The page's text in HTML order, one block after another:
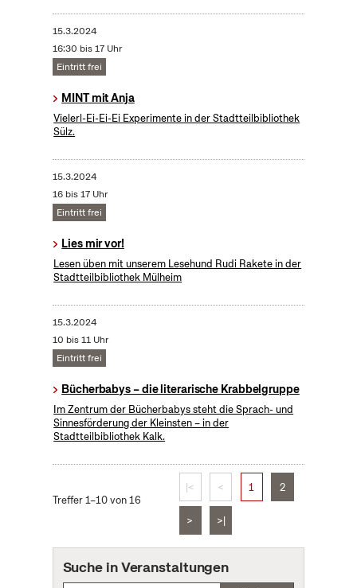
15.3.2024
16:30 bis 17 Uhr
Eintritt frei
MINT mit Anja
Vielerl-Ei-Ei-Ei Experimente in der Stadtteilbibliothek
Sülz.
15.3.2024
16 bis 17 Uhr
Eintritt frei
Lies mir vor!
Lesen üben mit unserem Lesehund Rudi Rakete in der
Stadtteilbibliothek Mülheim
15.3.2024
10 bis 11 Uhr
Eintritt frei
Bücherbabys – die literarische Krabbelgruppe
Im Zentrum der Bücherbabys steht die Sprach- und
Sinnesförderung der Kleinsten – in der
Stadtteilbibliothek Kalk.
Treffer 1–10 von 16
|< < 1 2
> >|
Suche in Veranstaltungen